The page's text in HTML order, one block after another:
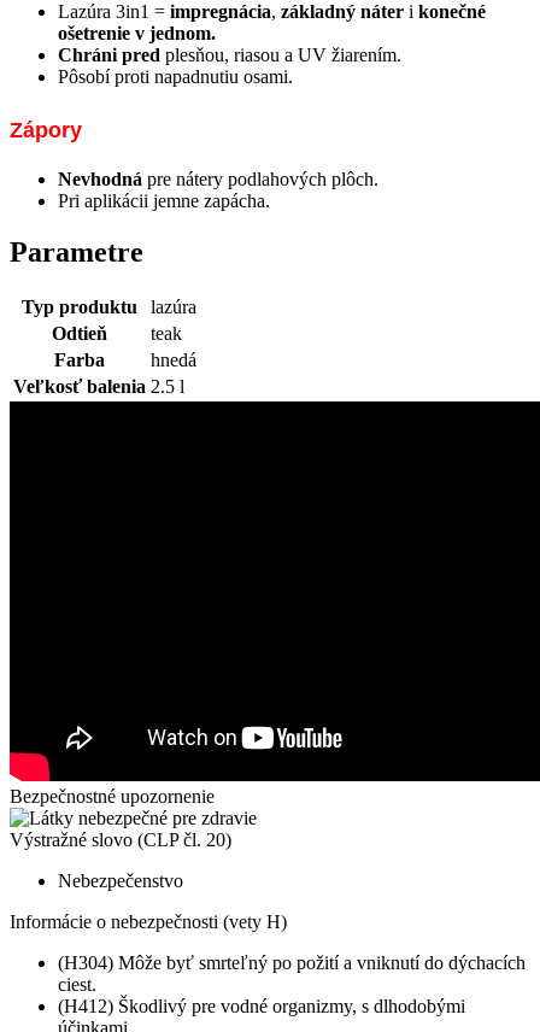
Lazúra 3in1 = impregnácia, základný náter i konečné
ošetrenie v jednom.
Chráni pred plesňou, riasou a UV žiarením.
Pôsobí proti napadnutiu osami.
Zápory
Nevhodná pre nátery podlahových plôch.
Pri aplikácii jemne zapácha.
Parametre
Typ produktu
lazúra
Odtieň
teak
Farba
hnedá
Veľkosť balenia 2.5 l
Bezpečnostné upozornenie
Výstražné slovo (CLP čl. 20)
Nebezpečenstvo
Informácie o nebezpečnosti (vety H)
(H304) Môže byť smrteľný po požití a vniknutí do dýchacích
ciest.
(H412) Škodlivý pre vodné organizmy, s dlhodobými
účinkami.